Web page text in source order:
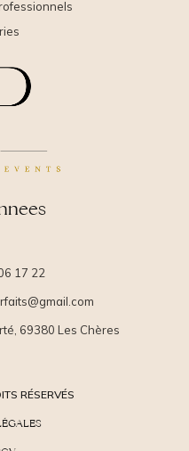
17 22
69380 Les Chères
RÉSERVÉS